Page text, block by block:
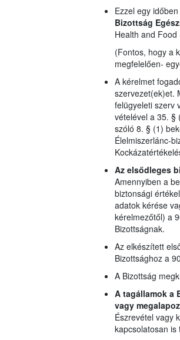
Ezzel egy
Bizottság
Health and Food
(Fontos, hogy a
megfelelően-
A kérelmet
szervezet(ek)et.
felügyeleti szerv
vételével a 35. §
szóló 8. § (1)
Élelmiszerlánc-
Az elsődleges
Amennyiben a
biztonsági
adatok kérése
kérelmezőtől) a
Bizottságnak.
Az elkészített
Bizottsághoz a
A Bizottság
A tagállamok a
vagy
Észrevétel vagy
kapcsolatosan is